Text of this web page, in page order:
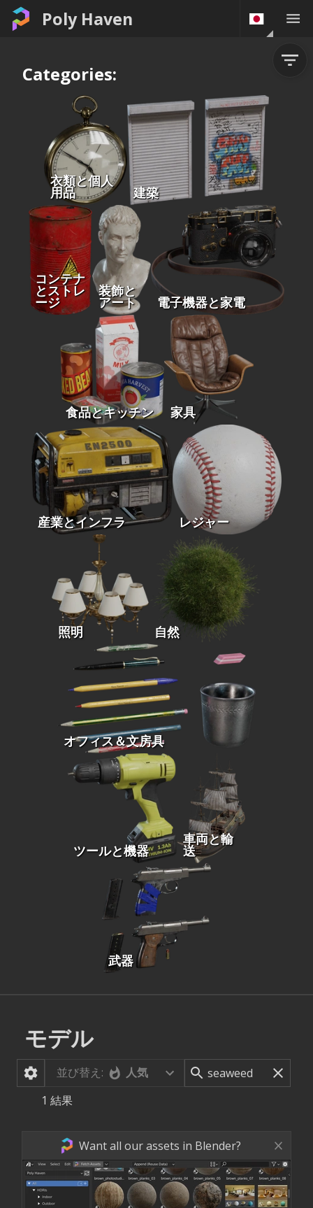
Poly Haven
Categories:
衣類と個人
用品 建築
コンテナ
とストレ
ージ
装飾と
アート 電子機器と家電
食品とキッチン 家具
産業とインフラ レジャー
照明 自然
オフィス＆文房具
ツールと機器
車両と輸
送
武器
モデル
並び替え:
人気
1 結果
Want all our assets in Blender?